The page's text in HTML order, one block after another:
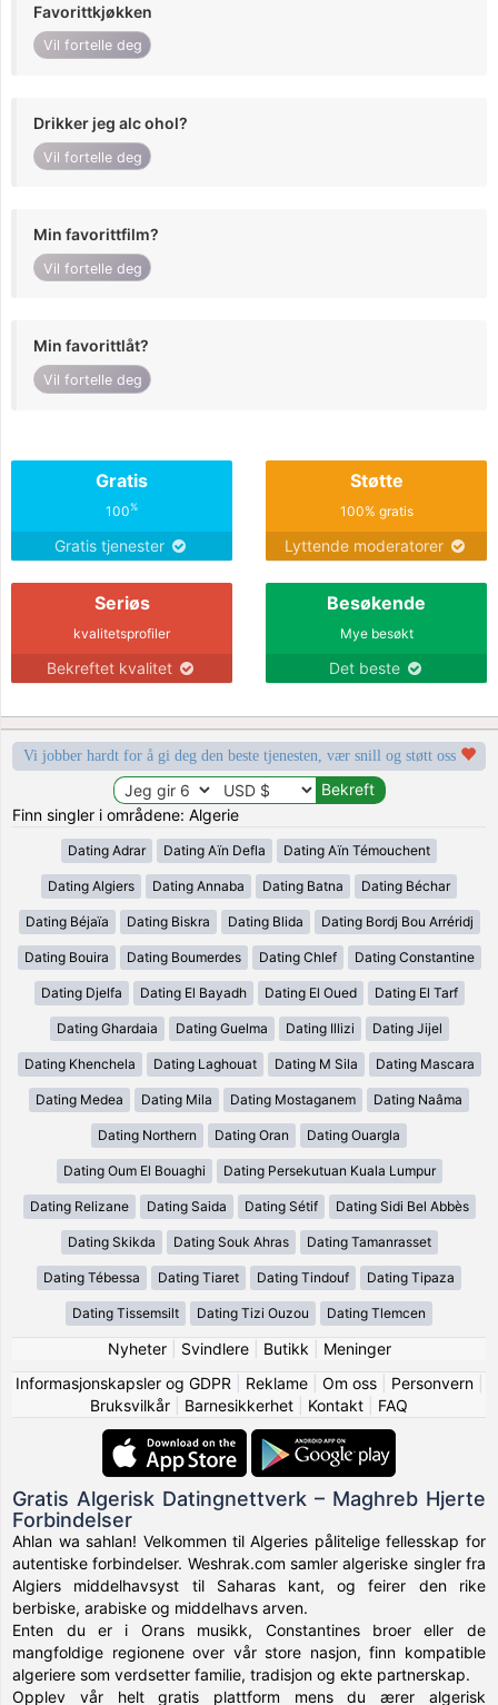
Favorittkjøkken
Vil fortelle deg
Drikker jeg alc ohol?
Vil fortelle deg
Min favorittfilm?
Vil fortelle deg
Min favorittlåt?
Vil fortelle deg
Gratis
100%
Gratis tjenester
Støtte
100% gratis
Lyttende moderatorer
Seriøs
kvalitetsprofiler
Bekreftet kvalitet
Besøkende
Mye besøkt
Det beste
Vi jobber hardt for å gi deg den beste tjenesten, vær snill og støtt oss
Finn singler i områdene: Algerie
Dating Adrar Dating Aïn Defla Dating Aïn Témouchent
Dating Algiers Dating Annaba Dating Batna Dating Béchar
Dating Béjaïa Dating Biskra Dating Blida Dating Bordj Bou Arréridj
Dating Bouira Dating Boumerdes Dating Chlef Dating Constantine
Dating Djelfa Dating El Bayadh Dating El Oued Dating El Tarf
Dating Ghardaia Dating Guelma Dating Illizi Dating Jijel
Dating Khenchela Dating Laghouat Dating M Sila Dating Mascara
Dating Medea Dating Mila Dating Mostaganem Dating Naâma
Dating Northern Dating Oran Dating Ouargla
Dating Oum El Bouaghi Dating Persekutuan Kuala Lumpur
Dating Relizane Dating Saida Dating Sétif Dating Sidi Bel Abbès
Dating Skikda Dating Souk Ahras Dating Tamanrasset
Dating Tébessa Dating Tiaret Dating Tindouf Dating Tipaza
Dating Tissemsilt Dating Tizi Ouzou Dating Tlemcen
Nyheter| Svindlere| Butikk
Meninger
Informasjonskapsler og GDPR
Reklame| Om oss| Personvern|
Bruksvilkår
Barnesikkerhet Kontakt FAQ
Gratis Algerisk Datingnettverk – Maghreb Hjerte
Forbindelser
Ahlan wa sahlan! Velkommen til Algeries pålitelige fellesskap for
autentiske forbindelser. Weshrak.com samler algeriske singler fra
Algiers middelhavsyst til Saharas kant, og feirer den rike
berbiske, arabiske og middelhavs arven.
Enten du er i Orans musikk, Constantines broer eller de
mangfoldige regionene over vår store nasjon, finn kompatible
algeriere som verdsetter familie, tradisjon og ekte partnerskap.
Opplev vår helt gratis plattform mens du ærer algerisk